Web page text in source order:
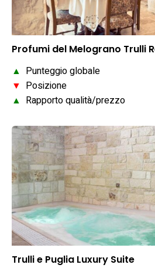
Profumi del Melograno Trulli
▲ Punteggio globale
▼ Posizione
▲ Rapporto qualità/prezzo
Trulli e Puglia Luxury Suite